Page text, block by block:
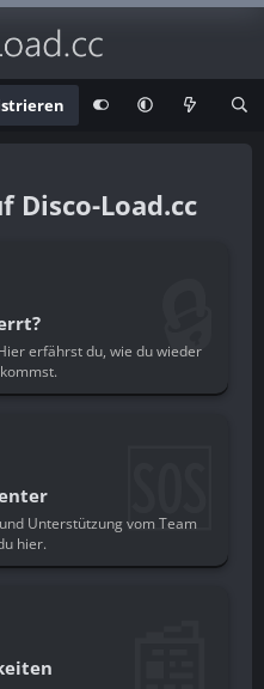
Disco-Load.cc
erfährst du, wie du wieder
🔒
Unterstützung vom Team
hier.
🆘
📰